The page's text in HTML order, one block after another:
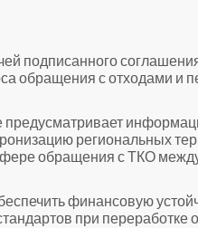
подписанного
обращения с отходами и
предусматривает
региональных
обращения с ТКО
финансовую
при переработке